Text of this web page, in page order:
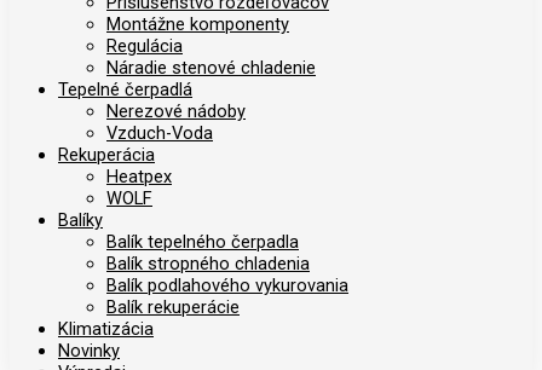
Montážne komponenty
Regulácia
Náradie stenové chladenie
Tepelné čerpadlá
Nerezové nádoby
Vzduch-Voda
Rekuperácia
Heatpex
WOLF
Balíky
Balík tepelného čerpadla
Balík stropného chladenia
Balík podlahového vykurovania
Balík rekuperácie
Klimatizácia
Novinky